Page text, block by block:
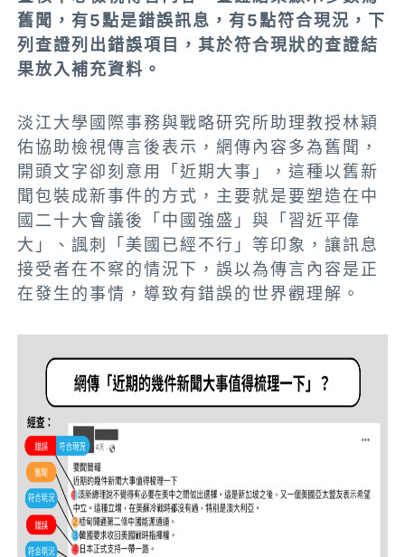
舊聞，有5點是錯誤訊息，有5點符合現況 ，下
列查證列出錯誤項目，其於符合現狀的查證結
果放入補充資料。
淡江大學國際事務與戰略研究所助理教授林穎
佑協助檢視傳言後表示，網傳內容多為舊聞，
開頭文字卻刻意用「近期大事」，這種以舊新
聞包裝成新事件的方式，主要就是要塑造在中
國二十大會議後「中國強盛」與「習近平偉
大」、諷刺「美國已經不行」等印象，讓訊息
接受者在不察的情況下，誤以為傳言內容是正
在發生的事情，導致有錯誤的世界觀理解。